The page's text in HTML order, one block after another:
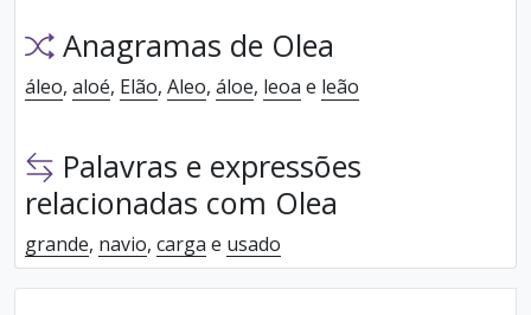
Anagramas de Olea
áleo, aloé, Elão, Aleo, áloe, leoa e leão
Palavras e expressões
relacionadas com Olea
grande, navio, carga e usado